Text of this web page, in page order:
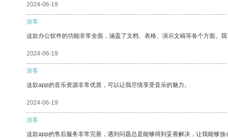
2024-06-19
游客
这款办公软件的功能非常全面，涵盖了文档、表格、演示文稿等各个方面。
2024-06-19
游客
这款app的音乐资源非常优质，可以让我尽情享受音乐的魅力。
2024-06-19
游客
这款app的售后服务非常完善，遇到问题总是能够得到妥善解决，让我能够放